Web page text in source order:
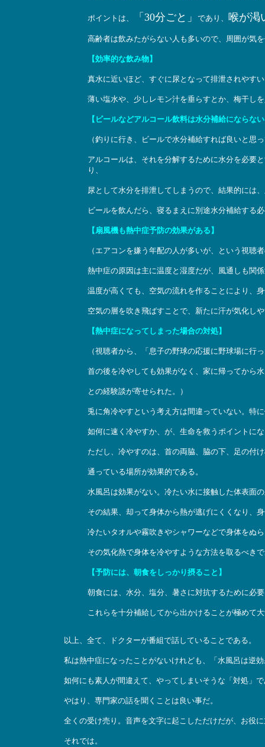
ポイントは、 「30分ごと」 であり、 喉が渇
高齢者は飲みたがらない人も多いので、周囲が気
【効率的な飲み物】
真水に近いほど、すぐに尿となって排泄されやす
薄い塩水や、少しレモン汁を垂らすとか、梅干し
【ビールなどアルコール飲料は水分補給にならな
（釣りに行き、ビールで水分補給すれば良いと
アルコールは、それを分解するために水分を必要
り、
尿として水分を排泄してしまうので、結果的には
ビールを飲んだら、寝るまえに別途水分補給する
【扇風機も熱中症予防の効果がある】
（エアコンを嫌う年配の人が多いが、という視聴
熱中症の原因は主に温度と湿度だが、風通しも関
温度が高くても、空気の流れを作ることにより、
空気の層を吹き飛ばすことで、新たに汗が気化し
【熱中症になってしまった場合の対処】
（視聴者から、「息子の野球の応援に野球場に行
首の後を冷やしても効果がなく、家に帰ってから
との経験談が寄せられた。）
兎に角冷やすという考え方は間違っていない。特
如何に速く冷やすか、が、生命を救うポイントに
ただし、冷やすのは、首の両脇、脇の下、足の付
通っている場所が効果的である。
水風呂は効果がない。冷たい水に接触した体表面
その結果、却って身体から熱が逃げにくくなり、
冷たいタオルや霧吹きやシャワーなどで身体をぬ
その気化熱で身体を冷やすような方法を取るべき
【予防には、朝食をしっかり摂ること】
朝食には、水分、塩分、暑さに対抗するために必
これらを十分補給してから出かけることが極めて
以上、全て、ドクターが番組で話していることである。
私は熱中症になったことがないけれども、「水風呂は逆
如何にも素人が間違えて、やってしまいそうな「対処」
やはり、専門家の話を聞くことは良い事だ。
全くの受け売り。音声を文字に起こしただけだが、お役
それでは。